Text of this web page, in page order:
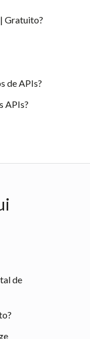
Gratuito?
de APIs?
APIs?
de